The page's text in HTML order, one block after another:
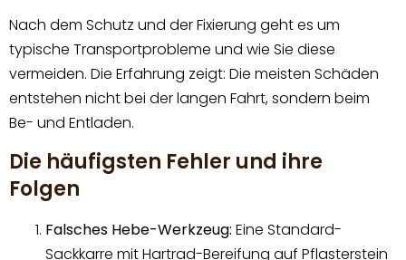
Nach dem Schutz und der Fixierung geht es um
typische Transportprobleme und wie Sie diese
vermeiden. Die Erfahrung zeigt: Die meisten Schäden
entstehen nicht bei der langen Fahrt, sondern beim
Be- und Entladen.
Die häufigsten Fehler und ihre
Folgen
Falsches Hebe-Werkzeug: Eine Standard-
Sackkarre mit Hartrad-Bereifung auf Pflasterstein